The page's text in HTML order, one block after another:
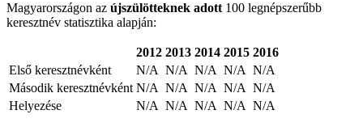
Magyarországon az újszülötteknek adott 100 legnépszerűbb
keresztnév statisztika alapján:
2012 2013 2014 2015 2016
Első keresztnévként
N/A N/A N/A N/A N/A
Második keresztnévként N/A N/A N/A N/A N/A
Helyezése
N/A N/A N/A N/A N/A